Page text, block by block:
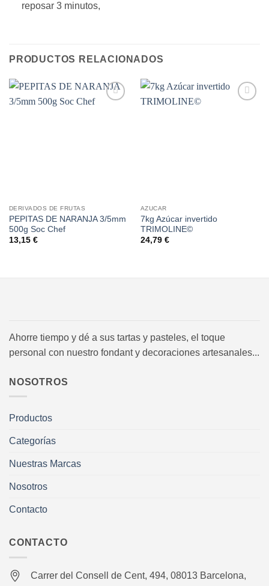
reposar 3 minutos,
PRODUCTOS RELACIONADOS
DERIVADOS DE FRUTAS
PEPITAS DE NARANJA 3/5mm
500g Soc Chef
13,15 €
AZUCAR
7kg Azúcar invertido
TRIMOLINE©
24,79 €
Ahorre tiempo y dé a sus tartas y pasteles, el toque
personal con nuestro fondant y decoraciones artesanales...
NOSOTROS
Productos
Categorías
Nuestras Marcas
Nosotros
Contacto
CONTACTO
Carrer del Consell de Cent, 494, 08013 Barcelona,